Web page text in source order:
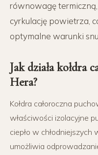
równowagę
cyrkulację powietrza,
optymalne warunki
Jak działa kołdra
Hera?
Kołdra całoroczna
właściwości izolacyjne
ciepło w
umożliwia